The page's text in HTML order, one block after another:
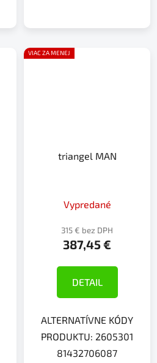
VIAC ZA MENEJ
triangel MAN
Vypredané
315 € bez DPH
387,45 €
DETAIL
ALTERNATÍVNE KÓDY
PRODUKTU: 2605301
81432706087